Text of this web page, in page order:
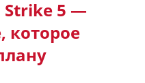
Strike 5 —
которое